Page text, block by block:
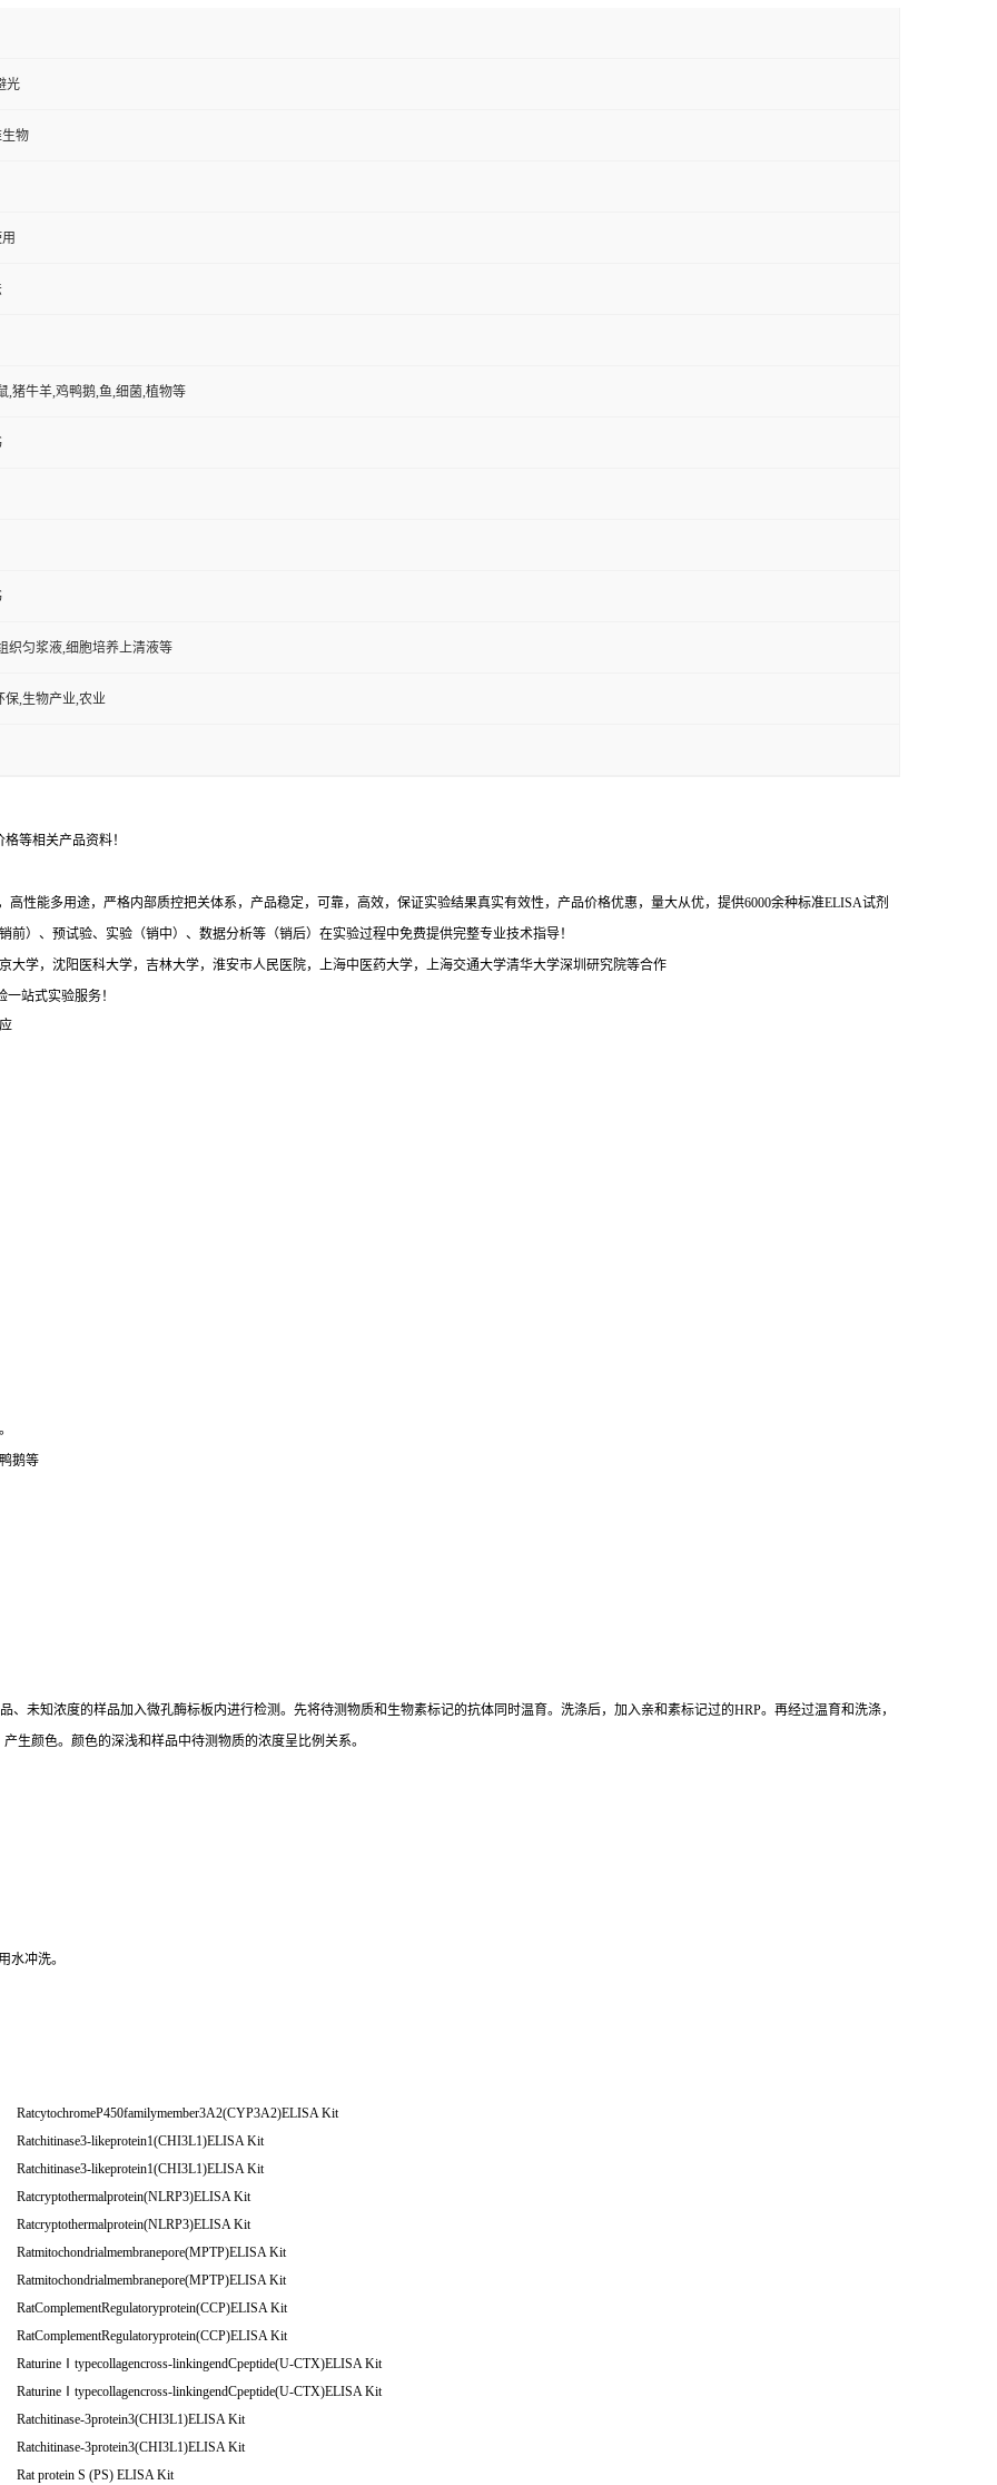
光
物
,猪牛羊,鸡鸭鹅,鱼,细菌,植物等
织匀浆液,细胞培养上清液等
保,生物产业,农业
等相关产品资料！
性能多用途，严格内部质控把关体系，产品稳定，可靠，高效，保证实验结果真实有效性，产品价格优惠，量大从优，提供6000余种标准ELISA试剂
）、预试验、实验（销中）、数据分析等（销后）在实验过程中免费提供完整专业技术指导！
大学，沈阳医科大学，吉林大学，淮安市人民医院，上海中医药大学，上海交通大学清华大学深圳研究院等合作
站式实验服务！
。
鹅等
未知浓度的样品加入微孔酶标板内进行检测。先将待测物质和生物素标记的抗体同时温育。洗涤后，加入亲和素标记过的HRP。再经过温育和洗涤，
生颜色。颜色的深浅和样品中待测物质的浓度呈比例关系。
水冲洗。
RatcytochromeP450familymember3A2(CYP3A2)ELISA Kit
Ratchitinase3-likeprotein1(CHI3L1)ELISA Kit
Ratchitinase3-likeprotein1(CHI3L1)ELISA Kit
Ratcryptothermalprotein(NLRP3)ELISA Kit
Ratcryptothermalprotein(NLRP3)ELISA Kit
Ratmitochondrialmembranepore(MPTP)ELISA Kit
Ratmitochondrialmembranepore(MPTP)ELISA Kit
RatComplementRegulatoryprotein(CCP)ELISA Kit
RatComplementRegulatoryprotein(CCP)ELISA Kit
RaturineⅠtypecollagencross-linkingendCpeptide(U-CTX)ELISA Kit
RaturineⅠtypecollagencross-linkingendCpeptide(U-CTX)ELISA Kit
Ratchitinase-3protein3(CHI3L1)ELISA Kit
Ratchitinase-3protein3(CHI3L1)ELISA Kit
Rat protein S (PS) ELISA Kit